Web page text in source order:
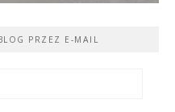
PRZEZ E-MAIL